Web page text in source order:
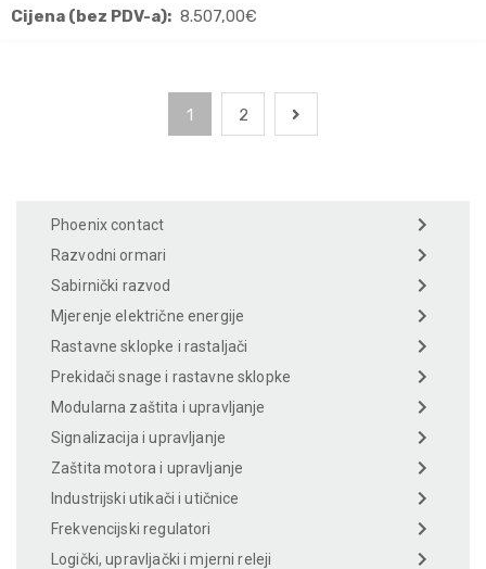
Cijena (bez PDV-a): 8.507,00€
1 2
Phoenix contact
Razvodni ormari
Sabirnički razvod
Mjerenje električne energije
Rastavne sklopke i rastaljači
Prekidači snage i rastavne sklopke
Modularna zaštita i upravljanje
Signalizacija i upravljanje
Zaštita motora i upravljanje
Industrijski utikači i utičnice
Frekvencijski regulatori
Logički, upravljački i mjerni releji